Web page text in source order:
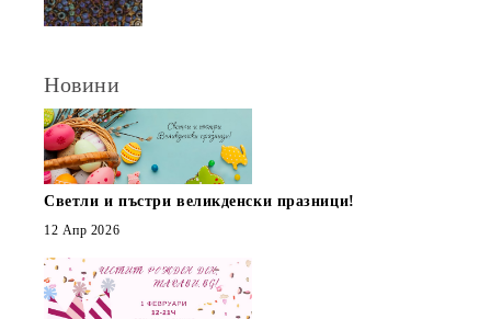
Новини
Светли и пъстри великденски празници!
12 Апр 2026